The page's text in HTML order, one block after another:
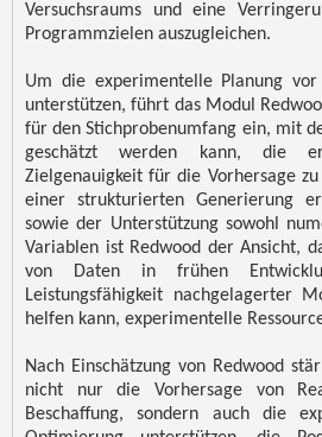
Versuchsraums und eine
Programmzielen auszugleichen.
Um die experimentelle Planung
unterstützen, führt das Modul
für den Stichprobenumfang ein, mit
geschätzt werden kann, die
Zielgenauigkeit für die Vorhersage
einer strukturierten Generierung
sowie der Unterstützung sowohl
Variablen ist Redwood der Ansicht,
von Daten in frühen
Leistungsfähigkeit nachgelagerter
helfen kann, experimentelle
Nach Einschätzung von Redwood
nicht nur die Vorhersage von
Beschaffung, sondern auch die